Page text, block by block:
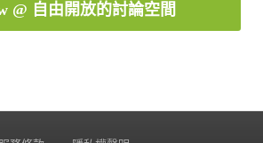
@ 自由開放的討論空間